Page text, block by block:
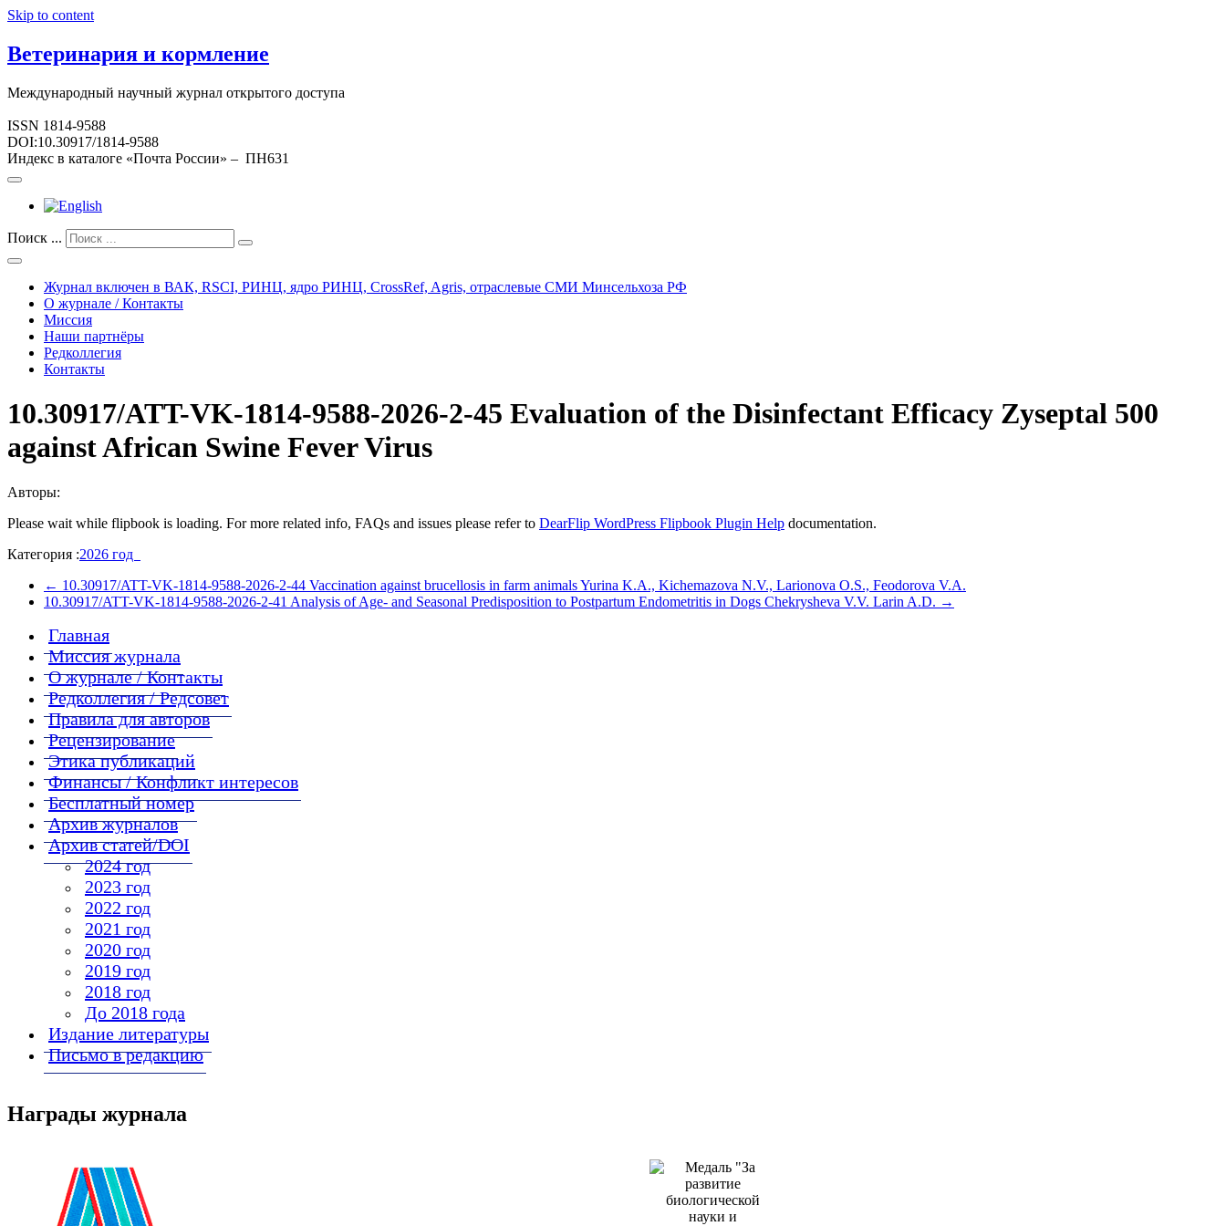
Skip to content
Ветеринария и кормление
Международный научный журнал открытого доступа
ISSN 1814-9588
DOI:10.30917/1814-9588
Индекс в каталоге «Почта России» – ПН631
Поиск ...
Журнал включен в ВАК, RSCI, РИНЦ, ядро РИНЦ, CrossRef, Agris, отраслевые СМИ Минсельхоза РФ
О журнале / Контакты
Миссия
Наши партнёры
Редколлегия
Контакты
10.30917/ATT-VK-1814-9588-2026-2-45 Evaluation of the Disinfectant Efficacy Zyseptal 500
against African Swine Fever Virus
Авторы:
Please wait while flipbook is loading. For more related info, FAQs and issues please refer to DearFlip WordPress Flipbook Plugin Help documentation.
Категория :2026 год
← 10.30917/ATT-VK-1814-9588-2026-2-44 Vaccination against brucellosis in farm animals Yurina K.A., Kichemazova N.V., Larionova O.S., Feodorova V.A.
10.30917/ATT-VK-1814-9588-2026-2-41 Analysis of Age- and Seasonal Predisposition to Postpartum Endometritis in Dogs Chekrysheva V.V. Larin A.D. →
Главная
Миссия журнала
О журнале / Контакты
Редколлегия / Редсовет
Правила для авторов
Рецензирование
Этика публикаций
Финансы / Конфликт интересов
Бесплатный номер
Архив журналов
Архив статей/DOI
2024 год
2023 год
2022 год
2021 год
2020 год
2019 год
2018 год
До 2018 года
Издание литературы
Письмо в редакцию
Награды журнала